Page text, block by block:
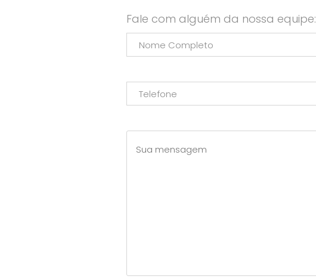
Fale com alguém da nossa equipe: